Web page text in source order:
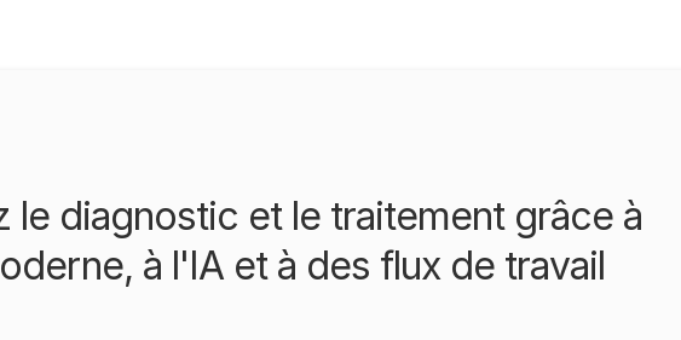
le diagnostic et le traitement grâce à
à l'IA et à des flux de travail